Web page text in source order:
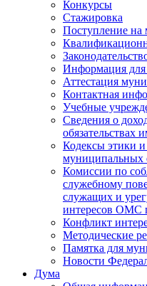
Конкурсы
Стажировка
Поступление
Информация для
Аттестация
Контактная
Учебные
Сведения о
обязательствах
Кодексы этики
муниципальных
Комиссии по
служебному
служащих и
интересов ОМС
Конфликт
Методические
Памятка для
Новости
Дума